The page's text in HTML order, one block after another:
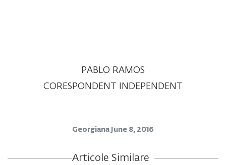
PABLO RAMOS
CORESPONDENT INDEPENDENT
Georgiana June 8, 2016
Articole Similare